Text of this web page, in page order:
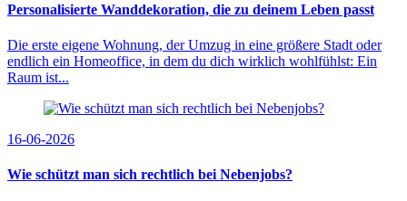
Personalisierte Wanddekoration, die zu deinem Leben passt
Die erste eigene Wohnung, der Umzug in eine größere Stadt oder
endlich ein Homeoffice, in dem du dich wirklich wohlfühlst: Ein
Raum ist...
16-06-2026
Wie schützt man sich rechtlich bei Nebenjobs?